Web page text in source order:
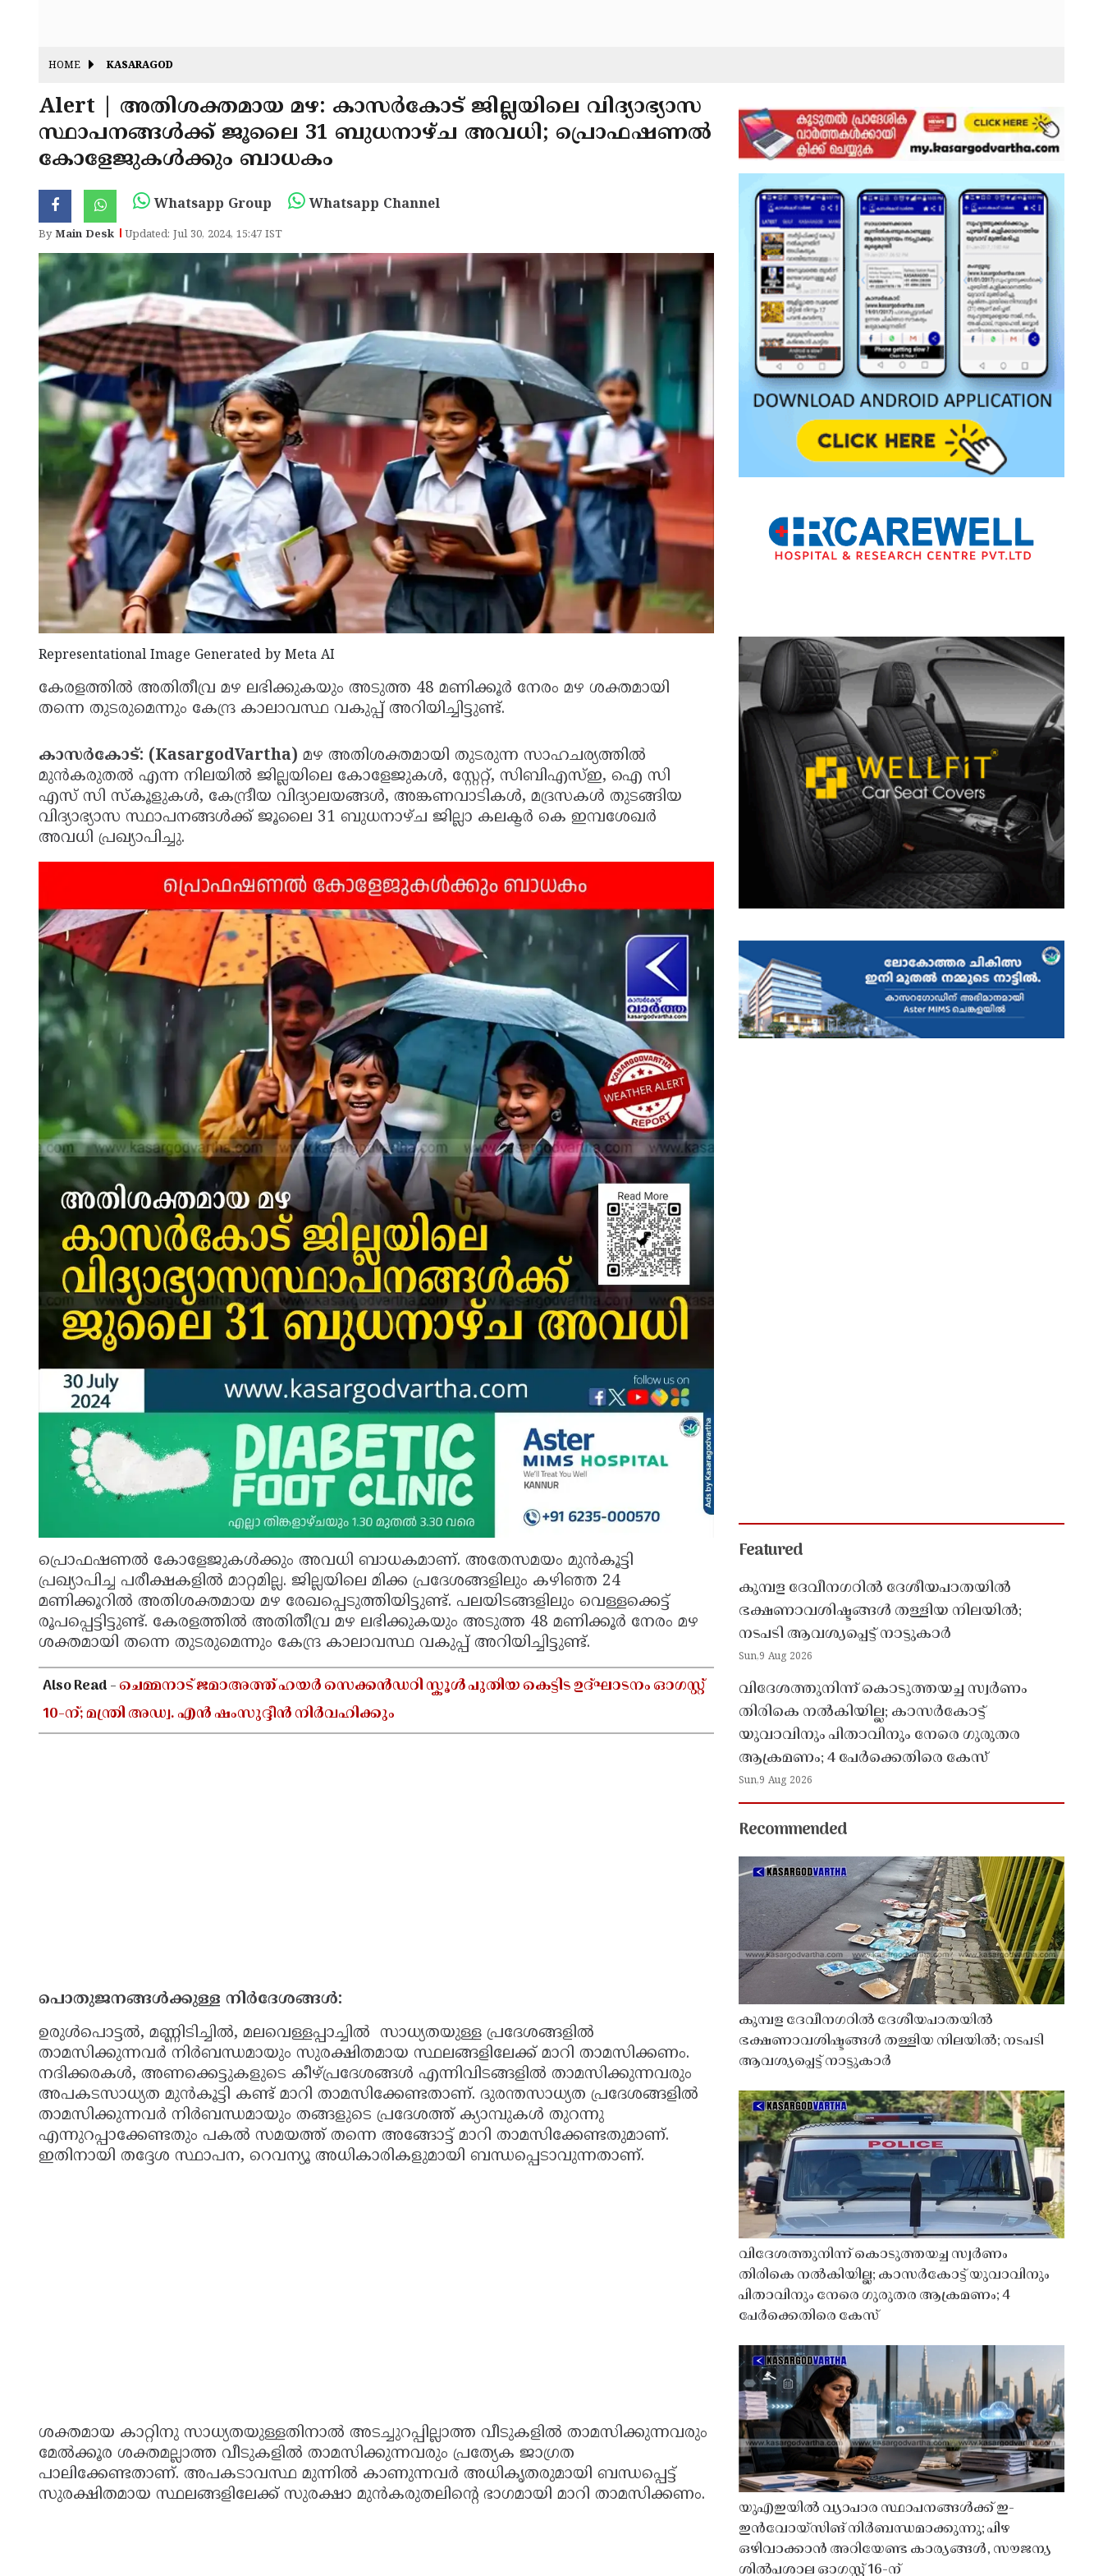
HOME KASARAGOD
Alert | അതിശക്തമായ മഴ: കാസർകോട് ജില്ലയിലെ വിദ്യാഭ്യാസ
സ്ഥാപനങ്ങൾക്ക് ജൂലൈ 31 ബുധനാഴ്ച അവധി; പ്രൊഫഷണൽ
കോളേജുകൾക്കും ബാധകം
Whatsapp Group Whatsapp Channel
ByMain Desk Updated: Jul 30, 2024, 15:47 IST
Representational Image Generated by Meta AI
കേരളത്തിൽ അതിതീവ്ര മഴ ലഭിക്കുകയും അടുത്ത 48 മണിക്കൂർ നേരം മഴ ശക്തമായി
തന്നെ തുടരുമെന്നും കേന്ദ്ര കാലാവസ്ഥ വകുപ്പ് അറിയിച്ചിട്ടുണ്ട്.
കാസർകോട്: (KasargodVartha) മഴ അതിശക്തമായി തുടരുന്ന സാഹചര്യത്തിൽ
മുൻകരുതൽ എന്ന നിലയിൽ ജില്ലയിലെ കോളേജുകൾ, സ്റ്റേറ്റ്, സിബിഎസ്ഇ, ഐ സി
എസ് സി സ്‌കൂളുകൾ, കേന്ദ്രീയ വിദ്യാലയങ്ങൾ, അങ്കണവാടികൾ, മദ്രസകൾ തുടങ്ങിയ
വിദ്യാഭ്യാസ സ്ഥാപനങ്ങൾക്ക് ജൂലൈ 31 ബുധനാഴ്ച ജില്ലാ കലക്ടർ കെ ഇമ്പശേഖർ
അവധി പ്രഖ്യാപിച്ചു.
പ്രൊഫഷണൽ കോളേജുകൾക്കും അവധി ബാധകമാണ്. അതേസമയം മുൻകൂട്ടി
പ്രഖ്യാപിച്ച പരീക്ഷകളിൽ മാറ്റമില്ല. ജില്ലയിലെ മിക്ക പ്രദേശങ്ങളിലും കഴിഞ്ഞ 24
മണിക്കൂറിൽ അതിശക്തമായ മഴ രേഖപ്പെടുത്തിയിട്ടുണ്ട്. പലയിടങ്ങളിലും വെള്ളക്കെട്ട്
രൂപപ്പെട്ടിട്ടുണ്ട്. കേരളത്തിൽ അതിതീവ്ര മഴ ലഭിക്കുകയും അടുത്ത 48 മണിക്കൂർ നേരം മഴ
ശക്തമായി തന്നെ തുടരുമെന്നും കേന്ദ്ര കാലാവസ്ഥ വകുപ്പ് അറിയിച്ചിട്ടുണ്ട്.
Also Read -ചെമ്മനാട് ജമാഅത്ത് ഹയർ സെക്കൻഡറി സ്കൂൾ പുതിയ കെട്ടിട ഉദ്ഘാടനം ഓഗസ്റ്റ്
10-ന്; മന്ത്രി അഡ്വ. എൻ ഷംസുദ്ദീൻ നിർവഹിക്കും
പൊതുജനങ്ങൾക്കുള്ള നിർദേശങ്ങൾ:
ഉരുൾപൊട്ടൽ, മണ്ണിടിച്ചിൽ, മലവെള്ളപ്പാച്ചിൽ സാധ്യതയുള്ള പ്രദേശങ്ങളിൽ
താമസിക്കുന്നവർ നിർബന്ധമായും സുരക്ഷിതമായ സ്ഥലങ്ങളിലേക്ക് മാറി താമസിക്കണം.
നദിക്കരകൾ, അണക്കെട്ടുകളുടെ കീഴ്പ്രദേശങ്ങൾ എന്നിവിടങ്ങളിൽ താമസിക്കുന്നവരും
അപകടസാധ്യത മുൻകൂട്ടി കണ്ട് മാറി താമസിക്കേണ്ടതാണ്. ദുരന്തസാധ്യത പ്രദേശങ്ങളിൽ
താമസിക്കുന്നവർ നിർബന്ധമായും തങ്ങളുടെ പ്രദേശത്ത് ക്യാമ്പുകൾ തുറന്നു
എന്നുറപ്പാക്കേണ്ടതും പകൽ സമയത്ത് തന്നെ അങ്ങോട്ട് മാറി താമസിക്കേണ്ടതുമാണ്.
ഇതിനായി തദ്ദേശ സ്ഥാപന, റെവന്യൂ അധികാരികളുമായി ബന്ധപ്പെടാവുന്നതാണ്.
ശക്തമായ കാറ്റിനു സാധ്യതയുള്ളതിനാൽ അടച്ചുറപ്പില്ലാത്ത വീടുകളിൽ താമസിക്കുന്നവരും
മേൽക്കൂര ശക്തമല്ലാത്ത വീടുകളിൽ താമസിക്കുന്നവരും പ്രത്യേക ജാഗ്രത
പാലിക്കേണ്ടതാണ്. അപകടാവസ്ഥ മുന്നിൽ കാണുന്നവർ അധികൃതരുമായി ബന്ധപ്പെട്ട്
സുരക്ഷിതമായ സ്ഥലങ്ങളിലേക്ക് സുരക്ഷാ മുൻകരുതലിന്റെ ഭാഗമായി മാറി താമസിക്കണം.
Featured
കുമ്പള ദേവീനഗറിൽ ദേശീയപാതയിൽ
ഭക്ഷണാവശിഷ്ടങ്ങൾ തള്ളിയ നിലയിൽ;
നടപടി ആവശ്യപ്പെട്ട് നാട്ടുകാർ
Sun,9 Aug 2026
വിദേശത്തുനിന്ന് കൊടുത്തയച്ച സ്വർണം
തിരികെ നൽകിയില്ല; കാസർകോട്ട്
യുവാവിനും പിതാവിനും നേരെ ഗുരുതര
ആക്രമണം; 4 പേർക്കെതിരെ കേസ്
Sun,9 Aug 2026
Recommended
കുമ്പള ദേവീനഗറിൽ ദേശീയപാതയിൽ
ഭക്ഷണാവശിഷ്ടങ്ങൾ തള്ളിയ നിലയിൽ; നടപടി
ആവശ്യപ്പെട്ട് നാട്ടുകാർ
വിദേശത്തുനിന്ന് കൊടുത്തയച്ച സ്വർണം
തിരികെ നൽകിയില്ല; കാസർകോട്ട് യുവാവിനും
പിതാവിനും നേരെ ഗുരുതര ആക്രമണം; 4
പേർക്കെതിരെ കേസ്
യുഎഇയിൽ വ്യാപാര സ്ഥാപനങ്ങൾക്ക് ഇ-
ഇൻവോയ്സിങ് നിർബന്ധമാക്കുന്നു; പിഴ
ഒഴിവാക്കാൻ അറിയേണ്ട കാര്യങ്ങൾ, സൗജന്യ
ശിൽപശാല ഓഗസ്റ്റ് 16-ന്